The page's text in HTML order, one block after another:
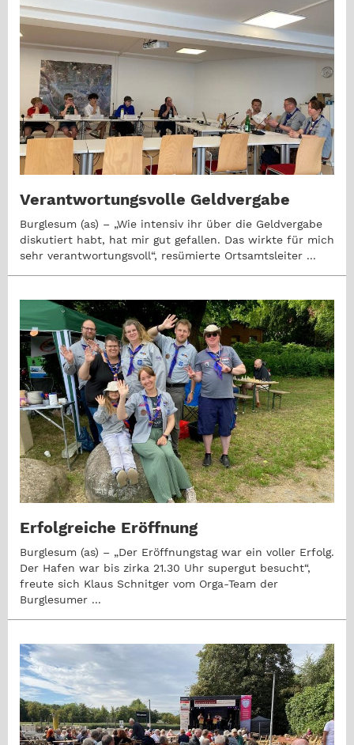
Verantwortungsvolle Geldvergabe
Burglesum (as) – „Wie intensiv ihr über die Geldvergabe
diskutiert habt, hat mir gut gefallen. Das wirkte für mich
sehr verantwortungsvoll“, resümierte Ortsamtsleiter ...
Erfolgreiche Eröffnung
Burglesum (as) – „Der Eröffnungstag war ein voller Erfolg.
Der Hafen war bis zirka 21.30 Uhr supergut besucht“,
freute sich Klaus Schnitger vom Orga-Team der
Burglesumer ...